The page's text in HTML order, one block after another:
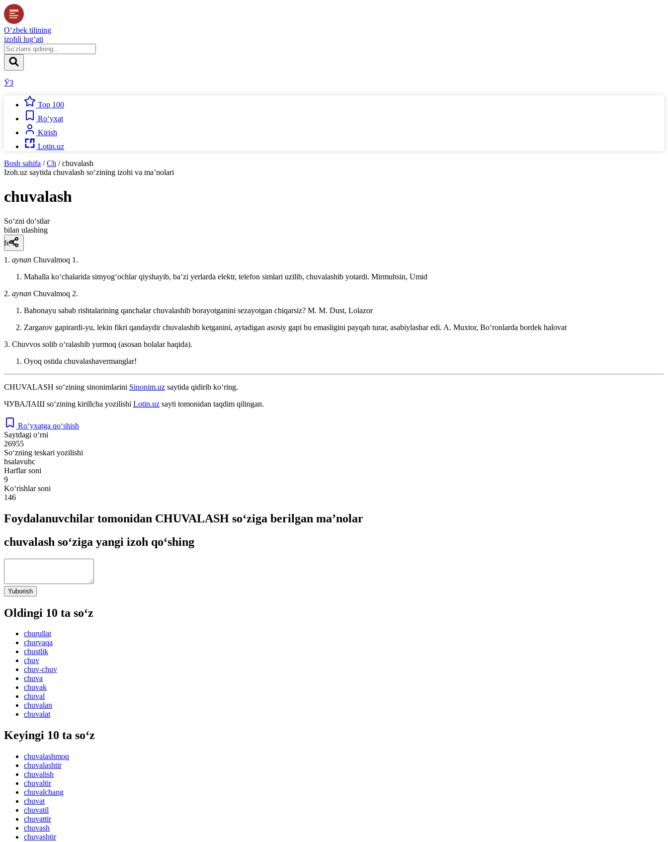
O‘zbek tilining
izohli lug‘ati
ЎЗ
Top 100
Ro‘yxat
Kirish
Lotin.uz
Bosh sahifa / Ch / chuvalash
Izoh.uz saytida chuvalash so‘zining izohi va ma’nolari
chuvalash
So‘zni do‘stlar
bilan ulashing
fe’l
1. aynan Chuvalmoq 1.
Mahalla koʻchalarida simyogʻochlar qiyshayib, baʼzi yerlarda elektr, telefon simlari uzilib, chuvalashib yotardi. Mirmuhsin, Umid
2. aynan Chuvalmoq 2.
Bahonayu sabab rishtalarining qanchalar chuvalashib borayotganini sezayotgan chiqarsiz? M. M. Dust, Lolazor
Zargarov gapirardi-yu, lekin fikri qandaydir chuvalashib ketganini, aytadigan asosiy gapi bu emasligini payqab turar, asabiylashar edi. A. Muxtor, Boʻronlarda bordek halovat
3. Chuvvos solib oʻralashib yurmoq (asosan bolalar haqida).
Oyoq ostida chuvalashavermanglar!
CHUVALASH so‘zining sinonimlarini Sinonim.uz saytida qidirib ko‘ring.
ЧУВАЛАШ so‘zining kirillcha yozilishi Lotin.uz sayti tomonidan taqdim qilingan.
Ro‘yxatga qo‘shish
Saytdagi o‘rni
26955
So‘zning teskari yozilishi
hsalavuhc
Harflar soni
9
Ko‘rishlar soni
146
Foydalanuvchilar tomonidan CHUVALASH so‘ziga berilgan ma’nolar
chuvalash so‘ziga yangi izoh qo‘shing
Yuborish
Oldingi 10 ta so‘z
churullat
churvaqa
chustlik
chuv
chuv-chuv
chuva
chuvak
chuval
chuvalan
chuvalat
Keyingi 10 ta so‘z
chuvalashmoq
chuvalashtir
chuvalish
chuvaltir
chuvalchang
chuvat
chuvatil
chuvattir
chuvash
chuvashtir